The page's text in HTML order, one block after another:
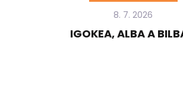
8. 7. 2026
IGOKEA, ALBA A